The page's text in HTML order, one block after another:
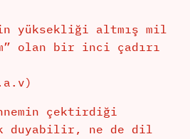
yüksekliği altmış mil
olan bir inci çadırı
çektirdiği
duyabilir, ne de dil